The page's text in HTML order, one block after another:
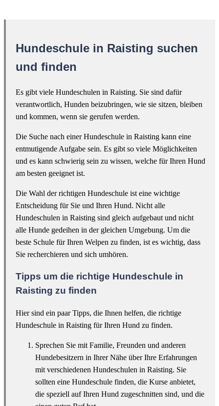
Hundeschule in Raisting suchen
und finden
Es gibt viele Hundeschulen in Raisting. Sie sind dafür
verantwortlich, Hunden beizubringen, wie sie sitzen, bleiben
und kommen, wenn sie gerufen werden.
Die Suche nach einer Hundeschule in Raisting kann eine
entmutigende Aufgabe sein. Es gibt so viele Möglichkeiten
und es kann schwierig sein zu wissen, welche für Ihren Hund
am besten geeignet ist.
Die Wahl der richtigen Hundeschule ist eine wichtige
Entscheidung für Sie und Ihren Hund. Nicht alle
Hundeschulen in Raisting sind gleich aufgebaut und nicht
alle Hunde gedeihen in der gleichen Umgebung. Um die
beste Schule für Ihren Welpen zu finden, ist es wichtig, dass
Sie recherchieren und sich umhören.
Tipps um die richtige Hundeschule in
Raisting zu finden
Hier sind ein paar Tipps, die Ihnen helfen, die richtige
Hundeschule in Raisting für Ihren Hund zu finden.
Sprechen Sie mit Familie, Freunden und anderen
Hundebesitzern in Ihrer Nähe über Ihre Erfahrungen
mit verschiedenen Hundeschulen in Raisting. Sie
sollten eine Hundeschule finden, die Kurse anbietet,
die speziell auf Ihren Hund zugeschnitten sind, und die